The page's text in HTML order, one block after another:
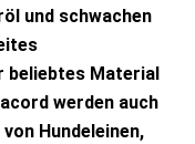
und schwachen
beliebtes Material
werden auch
Hundeleinen,